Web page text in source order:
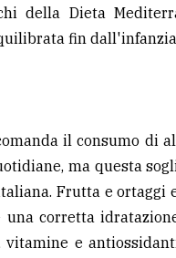
della Dieta
fin
il consumo di
ma questa
Frutta e ortaggi
corretta
e